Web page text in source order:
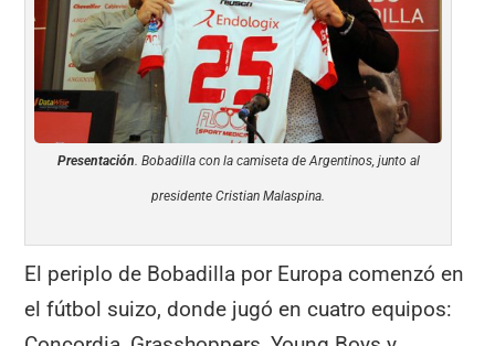
Presentación. Bobadilla con la camiseta de Argentinos, junto al
presidente Cristian Malaspina.
El periplo de Bobadilla por Europa comenzó en
el fútbol suizo, donde jugó en cuatro equipos: